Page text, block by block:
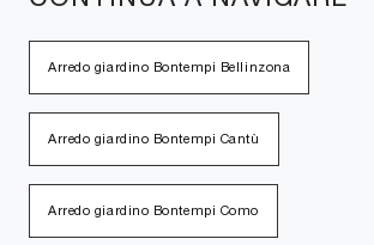
Arredo giardino Bontempi Bellinzona
Arredo giardino Bontempi Cantù
Arredo giardino Bontempi Como